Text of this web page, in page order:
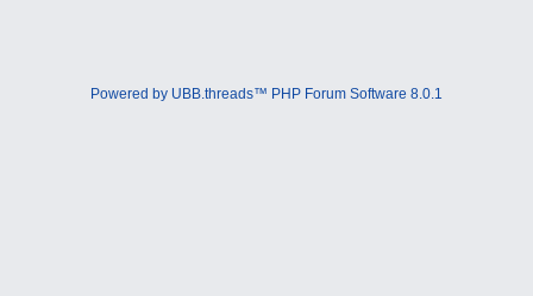
Powered by UBB.threads™ PHP Forum Software 8.0.1